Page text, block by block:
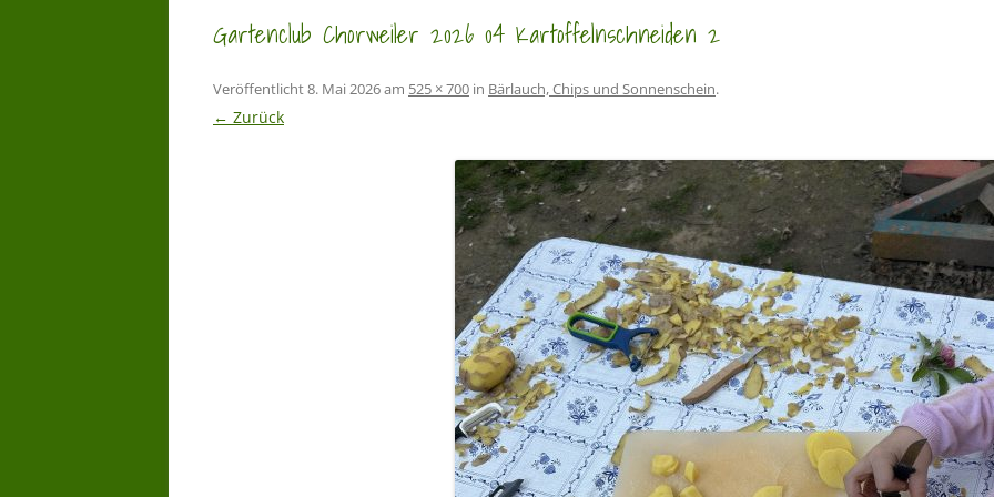
Gartenclub Chorweiler 2026 04 Kartoffelnschneiden 2
Veröffentlicht8. Mai 2026am 525 × 700 in Bärlauch, Chips und Sonnenschein.
← Zurück